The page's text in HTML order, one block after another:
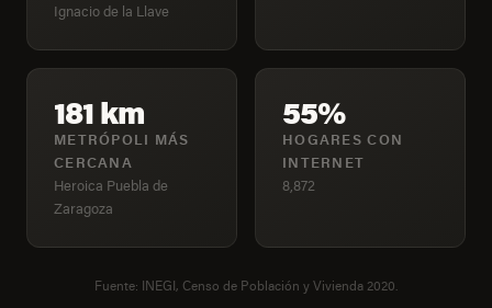
Ignacio de la Llave
181 km
METRÓPOLI MÁS
CERCANA
Heroica Puebla de
Zaragoza
55%
HOGARES CON
INTERNET
8,872
Fuente: INEGI, Censo de Población y Vivienda 2020.